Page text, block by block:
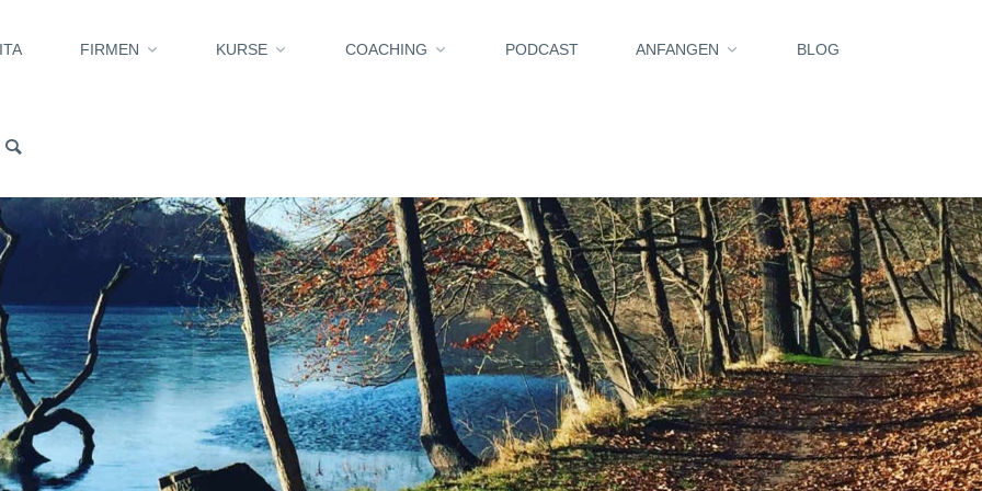
FIRMEN KURSE COACHING PODCAST ANFANGEN BLOG